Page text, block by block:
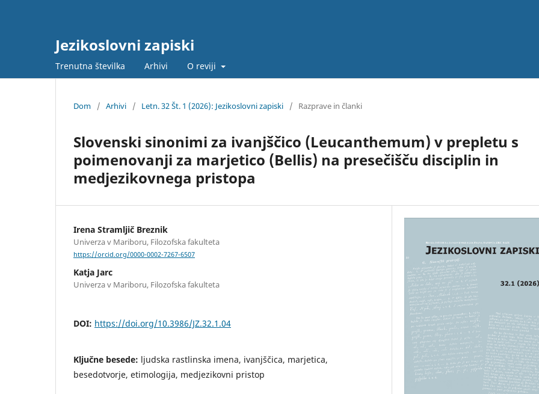
Jezikoslovni zapiski
Trenutna številka Arhivi O reviji
Dom / Arhivi / Letn. 32 Št. 1 (2026): Jezikoslovni zapiski / Razprave in članki
Slovenski sinonimi za ivanjščico (Leucanthemum) v prepletu s
poimenovanji za marjetico (Bellis) na presečišču disciplin in
medjezikovnega pristopa
Irena Stramljič Breznik
Univerza v Mariboru, Filozofska fakulteta
https://orcid.org/0000-0002-7267-6507
Katja Jarc
Univerza v Mariboru, Filozofska fakulteta
DOI: https://doi.org/10.3986/JZ.32.1.04
Ključne besede: ljudska rastlinska imena, ivanjščica, marjetica,
besedotvorje, etimologija, medjezikovni pristop